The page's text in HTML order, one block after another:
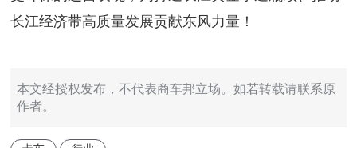
长江经济带高质量发展贡献东风力量！
本文经授权发布，不代表商车邦立场。如若转载请联系原
作者。